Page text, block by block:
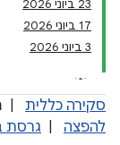
‫23 ביוני 2026
‫17 ביוני 2026
‫3 ביוני 2026
סקירה כללית
להפצה
גרסת